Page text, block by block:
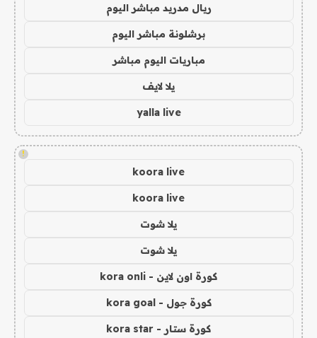
ريال مدريد مباشر اليوم
برشلونة مباشر اليوم
مباريات اليوم مباشر
يلا لايف
yalla live
!
koora live
koora live
يلا شوت
يلا شوت
كورة اون لاين - kora onli
كورة جول - kora goal
كورة ستار - kora star